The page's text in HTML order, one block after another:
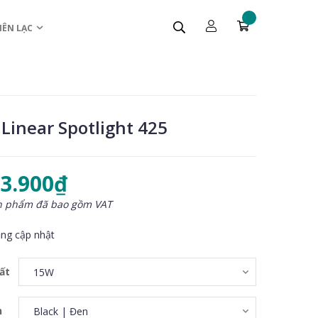
LẠC
Spotlight 425
phẩm đã bao gồm VAT
cập nhật